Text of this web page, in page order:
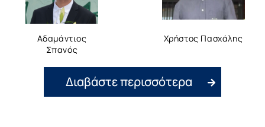
Αδαμάντιος
Σπανός
Χρήστος Πασχάλης
Διαβάστε περισσότερα